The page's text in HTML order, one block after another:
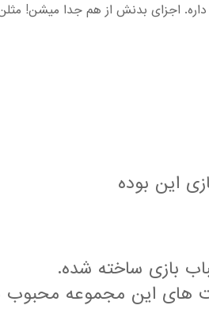
اجزای بدنش از هم جدا میشن! مثلن
این مجموعه محبوب